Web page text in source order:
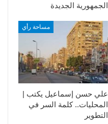
الجمهورية الجديدة
مساحة رأي
علي حسن إسماعيل يكتب |
المحليات.. كلمة السر في
التطوير​